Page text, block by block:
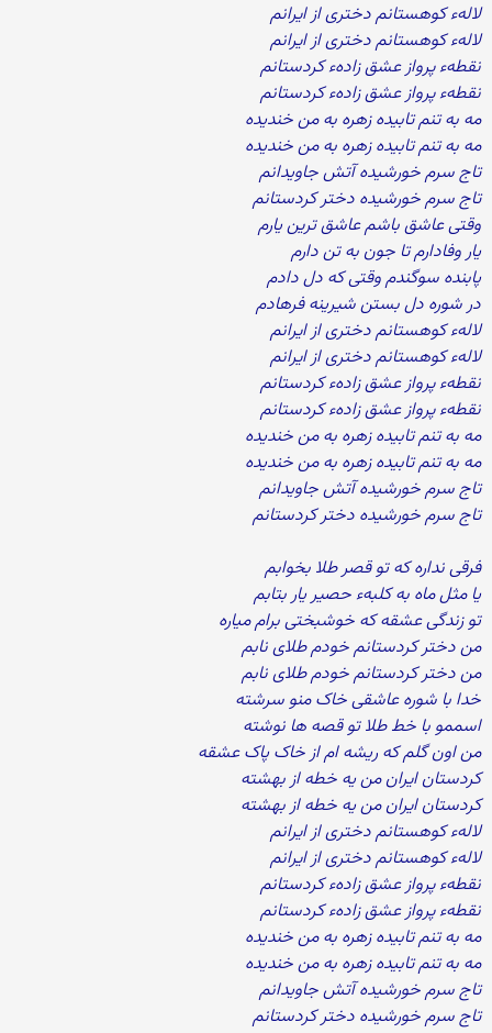
لالهء کوهستانم دختری از ایرانم
لالهء کوهستانم دختری از ایرانم
نقطهء پرواز عشق زادهء کردستانم
نقطهء پرواز عشق زادهء کردستانم
مه به تنم تابیده زهره به من خندیده
مه به تنم تابیده زهره به من خندیده
تاج سرم خورشیده آتش جاویدانم
تاج سرم خورشیده دختر کردستانم
وقتی عاشق باشم عاشق ترین یارم
یار وفادارم تا جون به تن دارم
پابنده سوگندم وقتی که دل دادم
در شوره دل بستن شیرینه فرهادم
لالهء کوهستانم دختری از ایرانم
لالهء کوهستانم دختری از ایرانم
نقطهء پرواز عشق زادهء کردستانم
نقطهء پرواز عشق زادهء کردستانم
مه به تنم تابیده زهره به من خندیده
مه به تنم تابیده زهره به من خندیده
تاج سرم خورشیده آتش جاویدانم
تاج سرم خورشیده دختر کردستانم
فرقی نداره که تو قصر طلا بخوابم
یا مثل ماه به کلبهء حصیر یار بتابم
تو زندگی عشقه که خوشبختی برام میاره
من دختر کردستانم خودم طلای نابم
من دختر کردستانم خودم طلای نابم
خدا با شوره عاشقی خاک منو سرشته
اسممو با خط طلا تو قصه ها نوشته
من اون گلم که ریشه ام از خاک پاک عشقه
کردستان ایران من یه خطه از بهشته
کردستان ایران من یه خطه از بهشته
لالهء کوهستانم دختری از ایرانم
لالهء کوهستانم دختری از ایرانم
نقطهء پرواز عشق زادهء کردستانم
نقطهء پرواز عشق زادهء کردستانم
مه به تنم تابیده زهره به من خندیده
مه به تنم تابیده زهره به من خندیده
تاج سرم خورشیده آتش جاویدانم
تاج سرم خورشیده دختر کردستانم